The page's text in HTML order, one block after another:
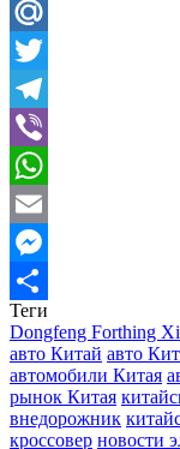
Odnoklassniki
Mail.Ru
Twitter
Telegram
Viber
WhatsApp
Email
Messenger
Отправить
Теги
Dongfeng Forthing
авто Китай авто
автомобили Китая
рынок Китая
внедорожник
кроссовер новости